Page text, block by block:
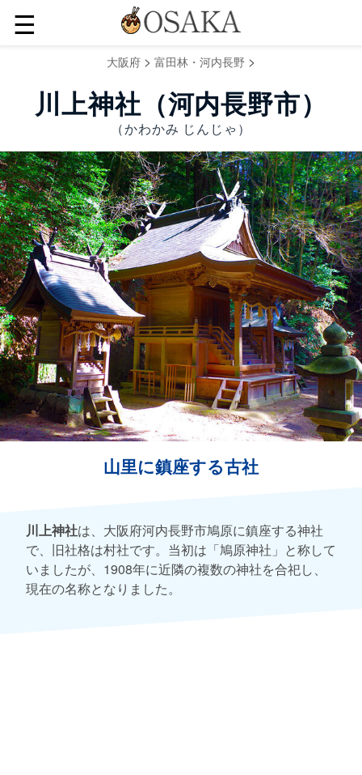
☰
大阪府 > 富田林・河内長野 >
川上神社（河内長野市）
（かわかみ じんじゃ）
山里に鎮座する古社
川上神社は、大阪府河内長野市鳩原に鎮座する神社
で、旧社格は村社です。当初は「鳩原神社」と称して
いましたが、1908年に近隣の複数の神社を合祀し、
現在の名称となりました。